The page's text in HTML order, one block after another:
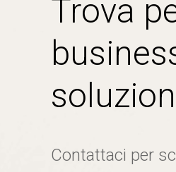
Trova
Contattaci per